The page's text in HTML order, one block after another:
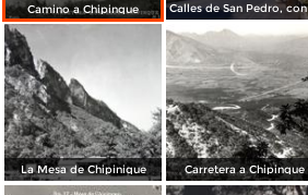
Camino a Chipinque
La Mesa de Chipinique Carretera a Chipinque